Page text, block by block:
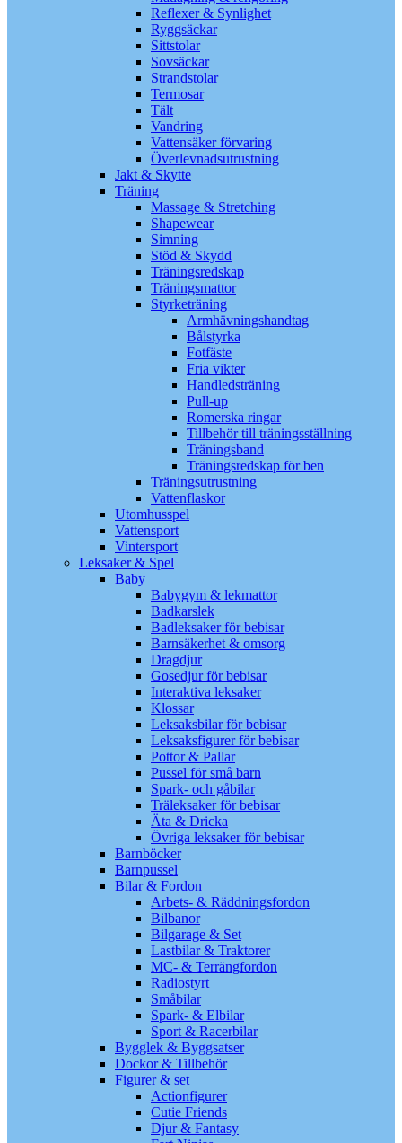
Reflexer & Synlighet
Ryggsäckar
Sittstolar
Sovsäckar
Strandstolar
Termosar
Tält
Vandring
Vattensäker förvaring
Överlevnadsutrustning
Jakt & Skytte
Träning
Massage & Stretching
Shapewear
Simning
Stöd & Skydd
Träningsredskap
Träningsmattor
Styrketräning
Armhävningshandtag
Bålstyrka
Fotfäste
Fria vikter
Handledsträning
Pull-up
Romerska ringar
Tillbehör till träningsställning
Träningsband
Träningsredskap för ben
Träningsutrustning
Vattenflaskor
Utomhusspel
Vattensport
Vintersport
Leksaker & Spel
Baby
Babygym & lekmattor
Badkarslek
Badleksaker för bebisar
Barnsäkerhet & omsorg
Dragdjur
Gosedjur för bebisar
Interaktiva leksaker
Klossar
Leksaksbilar för bebisar
Leksaksfigurer för bebisar
Pottor & Pallar
Pussel för små barn
Spark- och gåbilar
Träleksaker för bebisar
Äta & Dricka
Övriga leksaker för bebisar
Barnböcker
Barnpussel
Bilar & Fordon
Arbets- & Räddningsfordon
Bilbanor
Bilgarage & Set
Lastbilar & Traktorer
MC- & Terrängfordon
Radiostyrt
Småbilar
Spark- & Elbilar
Sport & Racerbilar
Bygglek & Byggsatser
Dockor & Tillbehör
Figurer & set
Actionfigurer
Cutie Friends
Djur & Fantasy